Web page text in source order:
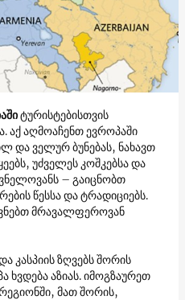
ტურისტებისთვის
აქ აღმოაჩენთ ევროპაში
და ველურ ბუნებას, ნახავთ
უძველეს კოშკებსა და
– გაიცნობთ
წესსა და ტრადიციებს.
მრავალფეროვან
კასპიის ზღვებს შორის
ხვდება აზიას. იმოგზაურეთ
მათ შორის,